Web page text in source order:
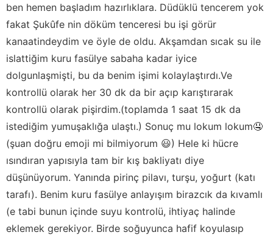
ben hemen başladım hazırlıklara. Düdüklü tencerem yok
fakat Şukûfe nin döküm tenceresi bu işi görür
kanaatindeydim ve öyle de oldu. Akşamdan sıcak su ile
islattiğim kuru fasülye sabaha kadar iyice
dolgunlaşmişti, bu da benim işimi kolaylaştırdı.Ve
kontrollü olarak her 30 dk da bir açıp karıştırarak
kontrollü olarak pişirdim.(toplamda 1 saat 15 dk da
istediğim yumuşaklığa ulaştı.) Sonuç mu lokum lokum🤤
(şuan doğru emoji mi bilmiyorum 😃) Hele ki hücre
ısındıran yapısıyla tam bir kış bakliyatı diye
düşünüyorum. Yanında pirinç pilavı, turşu, yoğurt (katı
tarafı). Benim kuru fasülye anlayışım birazcık da kıvamlı
(e tabi bunun içinde suyu kontrolü, ihtiyaç halinde
eklemek gerekiyor. Birde soğuyunca hafif koyulasıp